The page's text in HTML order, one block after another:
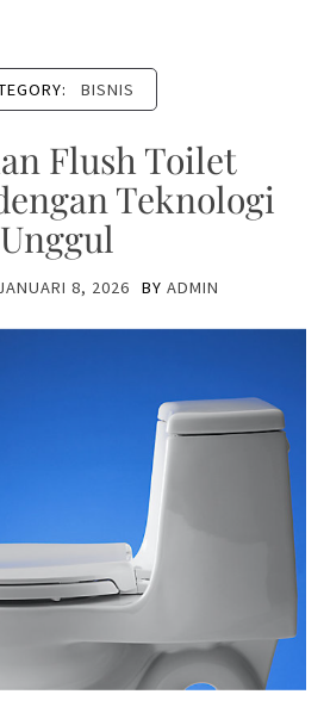
BISNIS
Flush Toilet
Teknologi
Unggul
8, 2026 BY ADMIN